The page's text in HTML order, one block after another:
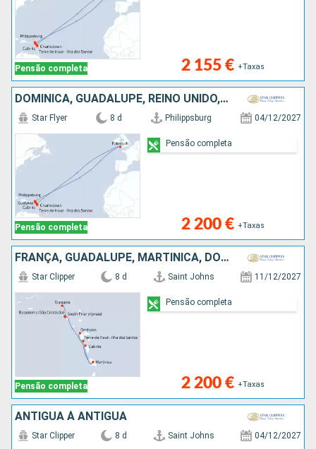
Pensão completa 2 155 € +Taxas
DOMINICA, GUADALUPE, REINO UNIDO, FRANÇA, SÃO MARTINHO
Pensão completa
Star Flyer 8 d Philippsburg 04/12/2027
2 200 € +Taxas
Pensão completa
FRANÇA, GUADALUPE, MARTINICA, DOMINICA, ANTÍGUA E BARBUDA
Pensão completa
Star Clipper 8 d Saint Johns 11/12/2027
2 200 € +Taxas
Pensão completa
ANTIGUA À ANTIGUA
Star Clipper 8 d Saint Johns 04/12/2027